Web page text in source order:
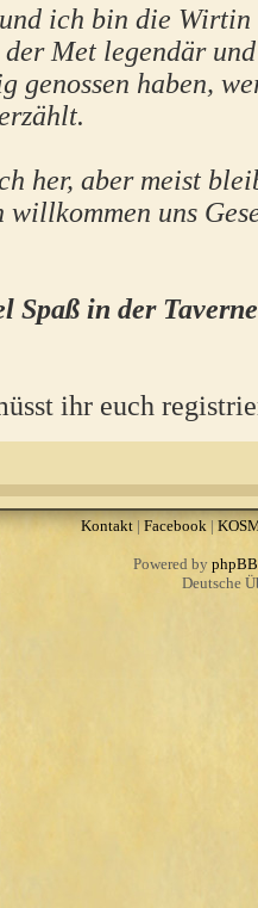
ich bin die Wirtin
Met legendär
genossen haben,
her, aber meist
uns
Spaß in der
ihr euch
Kontakt| Facebook |
Powered by phpBB
Deutsche